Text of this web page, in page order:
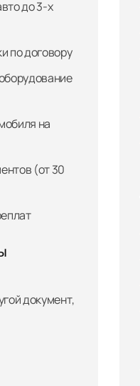
до 3-х
по договору
на
(от 30
документ,